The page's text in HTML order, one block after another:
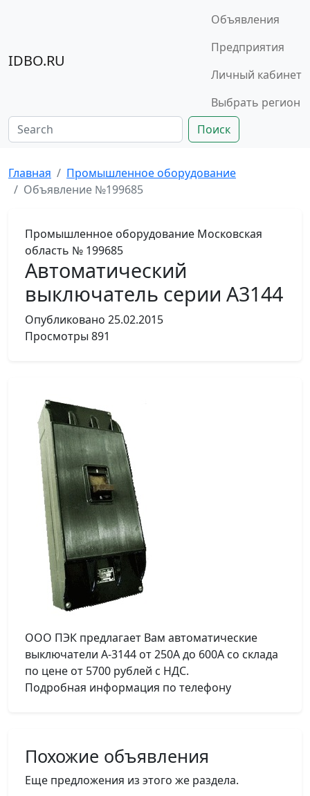
IDBO.RU
Объявления
Предприятия
Личный кабинет
Выбрать регион
Поиск
Главная
Промышленное оборудование
Объявление №199685
Промышленное оборудование Московская
область № 199685
Автоматический
выключатель серии А3144
Опубликовано 25.02.2015
Просмотры 891
ООО ПЭК предлагает Вам автоматические
выключатели А-3144 от 250А до 600А со склада
по цене от 5700 рублей с НДС.
Подробная информация по телефону
Похожие объявления
Еще предложения из этого же раздела.